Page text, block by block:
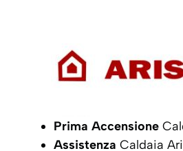
Prima Accensione
Assistenza Caldaia